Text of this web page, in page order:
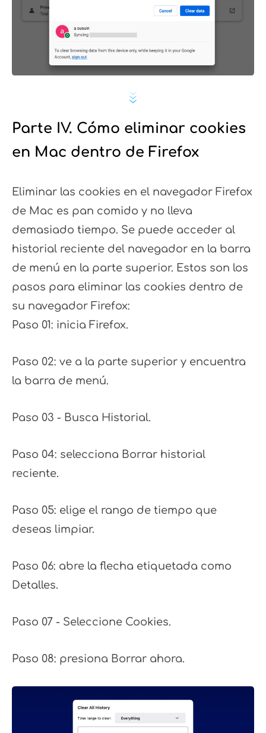
Parte IV. Cómo eliminar cookies
en Mac dentro de Firefox
Eliminar las cookies en el navegador Firefox
de Mac es pan comido y no lleva
demasiado tiempo. Se puede acceder al
historial reciente del navegador en la barra
de menú en la parte superior. Estos son los
pasos para eliminar las cookies dentro de
su navegador Firefox:
Paso 01: inicia Firefox.
Paso 02: ve a la parte superior y encuentra
la barra de menú.
Paso 03 - Busca Historial.
Paso 04: selecciona Borrar historial
reciente.
Paso 05: elige el rango de tiempo que
deseas limpiar.
Paso 06: abre la flecha etiquetada como
Detalles.
Paso 07 - Seleccione Cookies.
Paso 08: presiona Borrar ahora.